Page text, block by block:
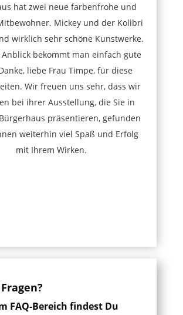
hat zwei neue farbenfrohe und
Mickey und der Kolibri
wirklich sehr schöne Kunstwerke.
bekommt man einfach gute
liebe Frau Timpe, für diese
Wir freuen uns sehr, dass wir
bei ihrer Ausstellung, die Sie in
präsentieren, gefunden
weiterhin viel Spaß und Erfolg
mit Ihrem Wirken.
FAQ-Bereich findest Du